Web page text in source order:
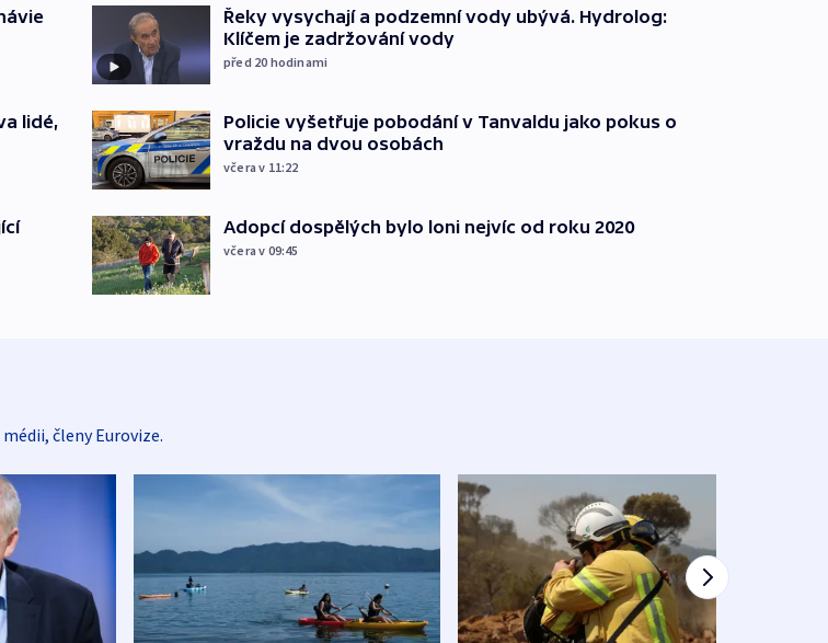
lidé,
Řeky vysychají a podzemní vody ubývá. Hydrolog:
Klíčem je zadržování vody
před 20 hodinami
Policie vyšetřuje pobodání v Tanvaldu jako pokus o
vraždu na dvou osobách
včera v 11:22
Adopcí dospělých bylo loni nejvíc od roku 2020
včera v 09:45
členy Eurovize.